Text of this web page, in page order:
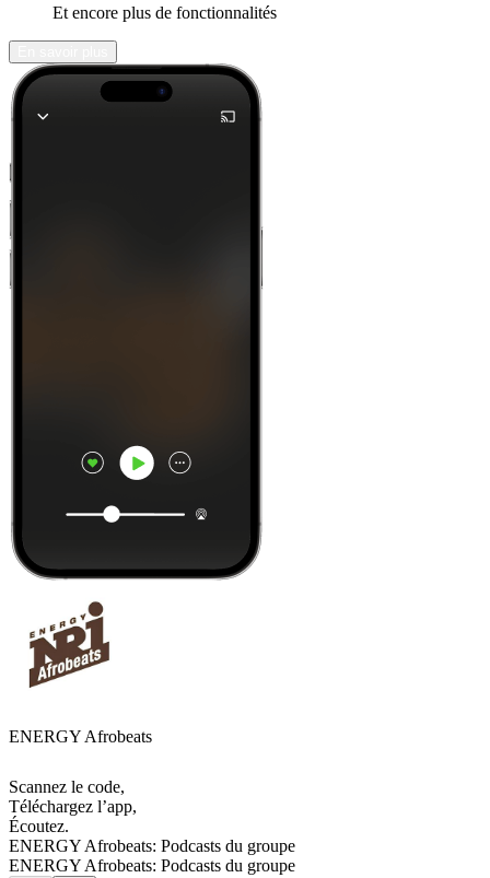
Et encore plus de fonctionnalités
ENERGY Afrobeats
Scannez le code,
Téléchargez l’app,
Écoutez.
ENERGY Afrobeats: Podcasts du groupe
ENERGY Afrobeats: Podcasts du groupe